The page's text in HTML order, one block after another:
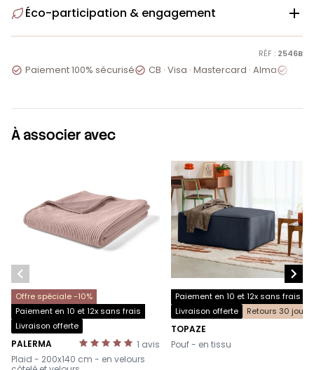
Éco-participation & engagement 
RÉF : 2546B
 Paiement 100% sécurisé CB · Visa · Mastercard · Alma
À associer avec
Offre spéciale -10%
Paiement en 10 et 12x sans frais
Livraison offerte
1 avis
PALERMA
-
Plaid - 200x140 cm - en velours
Paiement en 10 et 12x sans frais
Livraison offerte
Retours 30 jours
TOPAZE
-
Pouf - en tissu
 